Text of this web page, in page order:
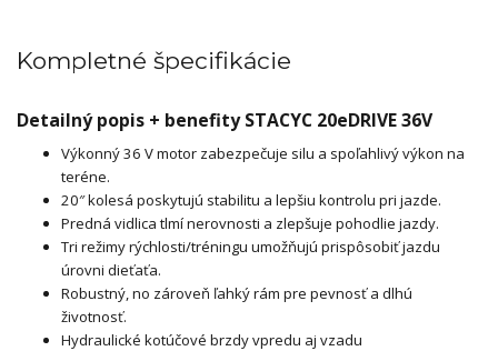
Kompletné špecifikácie
Detailný popis + benefity STACYC 20eDRIVE 36V
Výkonný 36 V motor zabezpečuje silu a spoľahlivý výkon na
teréne.
20″ kolesá poskytujú stabilitu a lepšiu kontrolu pri jazde.
Predná vidlica tlmí nerovnosti a zlepšuje pohodlie jazdy.
Tri režimy rýchlosti/tréningu umožňujú prispôsobiť jazdu
úrovni dieťaťa.
Robustný, no zároveň ľahký rám pre pevnosť a dlhú
životnosť.
Hydraulické kotúčové brzdy vpredu aj vzadu